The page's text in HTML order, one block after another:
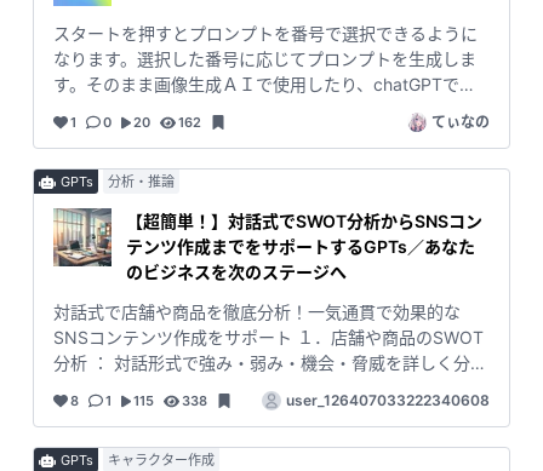
スタートを押すとプロンプトを番号で選択できるように
なります。選択した番号に応じてプロンプトを生成しま
す。そのまま画像生成ＡＩで使用したり、chatGPTでＡ
1 0 20 162 てぃなの
GPTs 分析・推論
【超簡単！】対話式でSWOT分析からSNSコン
テンツ作成までをサポートするGPTs／あなた
のビジネスを次のステージへ
対話式で店舗や商品を徹底分析！一気通貫で効果的な
SNSコンテンツ作成をサポート １．店舗や商品のSWOT
分析 ： 対話形式で強み・弱み・機会・脅威を詳しく分析
します。 ２．クロスSWOT分析 ： 得られたデータを元
に、より具体的な戦略を検討します。 ３．販売戦略とア
販売戦略を立案し、アピールポイントをまとめます。特
8 1 115 338 user_126407033222340608
GPTs キャラクター作成